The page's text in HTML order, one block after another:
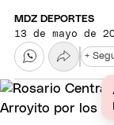
MDZ DEPORTES
13 de mayo de
+